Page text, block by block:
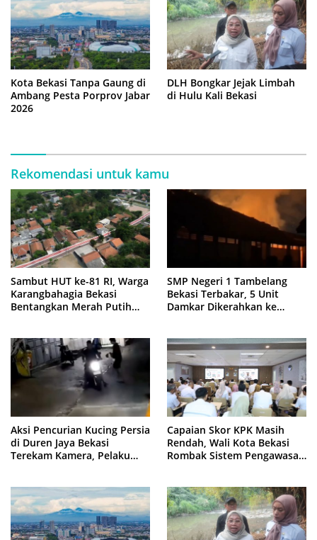
Kota Bekasi Tanpa Gaung di
Ambang Pesta Porprov Jabar
2026
DLH Bongkar Jejak Limbah
di Hulu Kali Bekasi
Rekomendasi untuk kamu
Sambut HUT ke-81 RI, Warga
Karangbahagia Bekasi
Bentangkan Merah Putih
SMP Negeri 1 Tambelang
Bekasi Terbakar, 5 Unit
Damkar Dikerahkan ke
Aksi Pencurian Kucing Persia
di Duren Jaya Bekasi
Terekam Kamera, Pelaku
Capaian Skor KPK Masih
Rendah, Wali Kota Bekasi
Rombak Sistem Pengawasan